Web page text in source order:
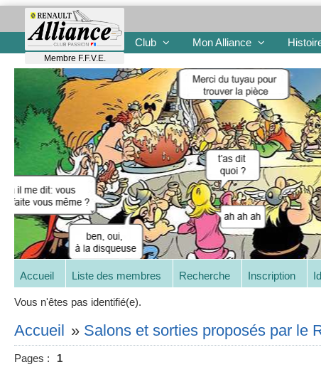
Membre F.F.V.E.
Club Mon Alliance
Accueil Liste des membres Recherche Inscription
Vous n'êtes pas identifié(e).
Accueil » Salons et sorties proposés par le
Pages : 1